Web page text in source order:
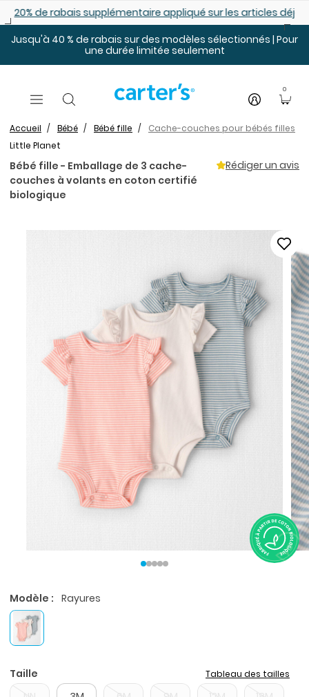
déjà démarqués25% de rabais: modèles pour bébé
Jusqu'à 40 % de rabais sur des modèles sélectionnés | Pour
une durée limitée seulement
0
Accueil Bébé Bébé fille
Cache-couches pour bébés filles
Little Planet
Bébé fille - Emballage de 3 cache-
couches à volants en coton certifié
biologique
Rédiger un avis
Modèle : Rayures
Taille Tableau des tailles